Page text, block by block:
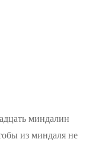
миндалин
из миндаля не